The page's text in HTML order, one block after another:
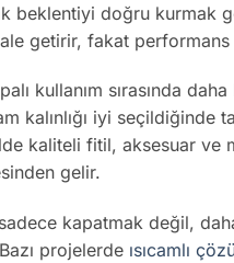
beklentiyi doğru kurmak
getirir, fakat
kullanım sırasında
kalınlığı iyi seçildiğinde
kaliteli fitil, aksesuar
gelir.
kapatmak değil,
projelerde ısıcamlı